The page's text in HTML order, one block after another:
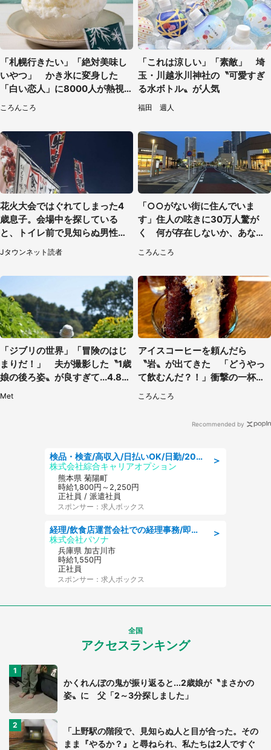
「札幌行きたい」「絶対美味し
いやつ」 かき氷に変身した
「白い恋人」に8000人が熱視
ころんころ
「これは涼しい」「素敵」 埼
玉・川越氷川神社の〝可愛すぎ
る水ボトル〟が人気
福田 週人
花火大会ではぐれてしまった4
歳息子。会場中を探している
と、トイレ前で見知らぬ男性に
（東京都・女性）
Jタウンネット読者
「○○がない街に住んでいま
す」住人の呟きに30万人驚が
く 何が存在しないか、あなた
ころんころ
「ジブリの世界」「冒険のはじ
まりだ！」 夫が撮影した〝1歳
娘の後ろ姿〟が良すぎて...4.8万
Met
アイスコーヒーを頼んだら
〝岩〟が出てきた 「どうやっ
て飲むんだ？！」衝撃の一杯が
ころんころ
Recommended by
＞
検品・検査/高収入/日払いOK/日勤/20・30・40代活躍中/製造 工場
株式会社綜合キャリアオプション
熊本県 菊陽町
時給1,800円～2,250円
正社員 / 派遣社員
スポンサー：求人ボックス
＞
経理/飲食店運営会社での経理事務/即日勤務可/車通勤可/経理/一般事務
株式会社パソナ
兵庫県 加古川市
時給1,550円
正社員
スポンサー：求人ボックス
全国
アクセスランキング
かくれんぼの鬼が振り返ると...2歳娘が〝まさかの
姿〟に 父「2～3分探しました」
「上野駅の階段で、見知らぬ人と目が合った。その
まま『やるか？』と尋ねられ、私たちは2人ですぐ